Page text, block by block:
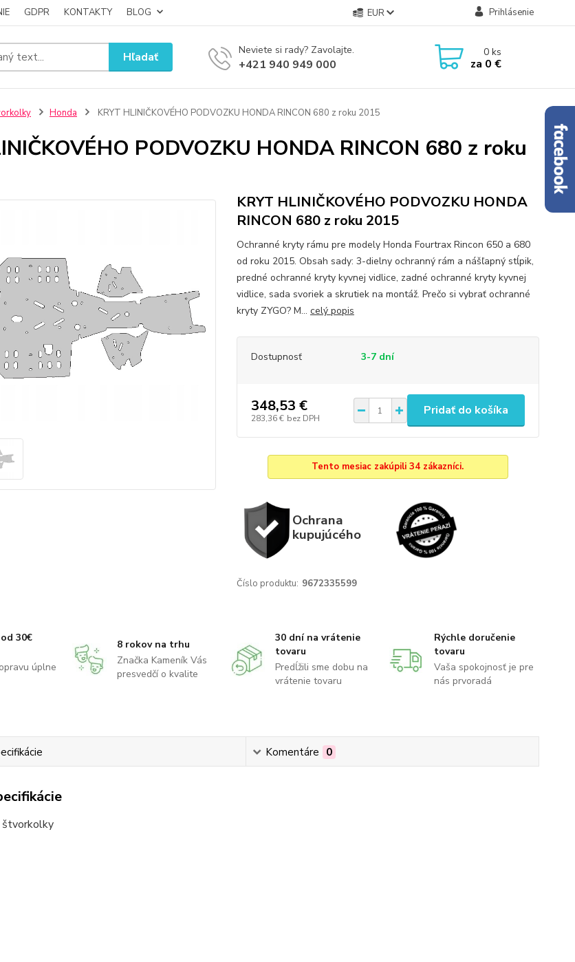
GDPR KONTAKTY BLOG EUR Prihlásenie
Hľadať Neviete si rady? Zavolajte.
+421 940 949 000
0ks
za 0 €
Honda KRYT HLINIČKOVÉHO PODVOZKU HONDA RINCON 680 z roku 2015
PODVOZKU HONDA RINCON 680 z roku
KRYT HLINIČKOVÉHO PODVOZKU HONDA
RINCON 680 z roku 2015
Ochranné kryty rámu pre modely Honda Fourtrax Rincon 650 a 680
od roku 2015. Obsah sady: 3-dielny ochranný rám a nášľapný stĺpik,
predné ochranné kryty kyvnej vidlice, zadné ochranné kryty kyvnej
vidlice, sada svoriek a skrutiek na montáž. Prečo si vybrať ochranné
kryty ZYGO? M... celý popis
Dostupnosť 3-7 dní
348,53 €
283,36 € bez DPH
Pridať do košíka
Tento mesiac zakúpili 34 zákazníci.
Ochrana
kupujúcého
Číslo produktu: 9672335599
30€
úplne
8 rokov na trhu
Značka Kameník Vás
presvedčí o kvalite
30 dní na vrátenie
tovaru
Predĺžili sme dobu na
vrátenie tovaru
Rýchle doručenie
tovaru
Vaša spokojnosť je pre
nás prvoradá
Komentáre 0
štvorkolky